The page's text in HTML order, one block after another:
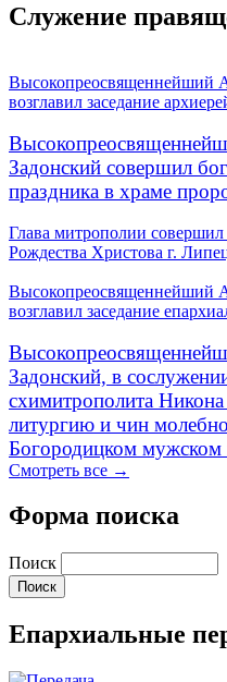
Служение
Высокопреосвященнейший
возглавил заседание
Задонский совершил
праздника в храме
Глава митрополии
Рождества Христова г.
Высокопреосвященнейший
возглавил заседание
Задонский, в
схимитрополита
литургию и чин
Богородицком мужском
Смотреть все →
Форма поиска
Поиск
Епархиальные